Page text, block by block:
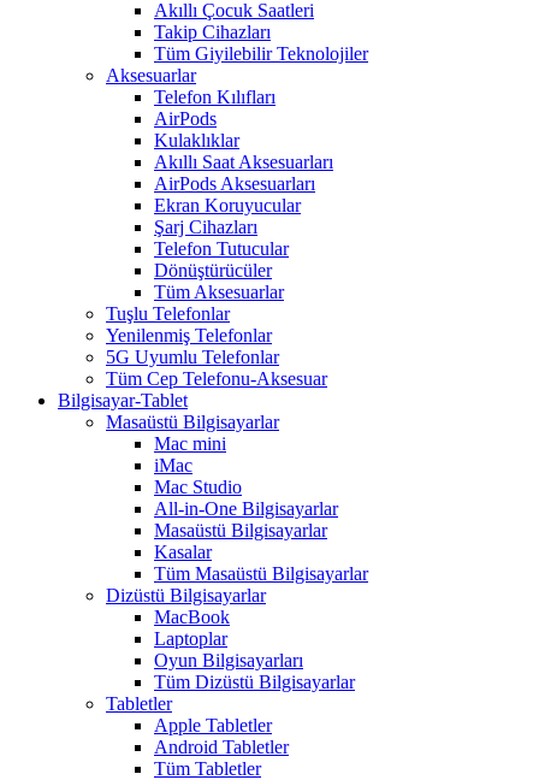
Akıllı Çocuk Saatleri
Takip Cihazları
Tüm Giyilebilir Teknolojiler
Aksesuarlar
Telefon Kılıfları
AirPods
Kulaklıklar
Akıllı Saat Aksesuarları
AirPods Aksesuarları
Ekran Koruyucular
Şarj Cihazları
Telefon Tutucular
Dönüştürücüler
Tüm Aksesuarlar
Tuşlu Telefonlar
Yenilenmiş Telefonlar
5G Uyumlu Telefonlar
Tüm Cep Telefonu-Aksesuar
Bilgisayar-Tablet
Masaüstü Bilgisayarlar
Mac mini
iMac
Mac Studio
All-in-One Bilgisayarlar
Masaüstü Bilgisayarlar
Kasalar
Tüm Masaüstü Bilgisayarlar
Dizüstü Bilgisayarlar
MacBook
Laptoplar
Oyun Bilgisayarları
Tüm Dizüstü Bilgisayarlar
Tabletler
Apple Tabletler
Android Tabletler
Tüm Tabletler